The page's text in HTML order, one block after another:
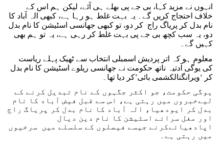
انہوں نے مزید کہا، بی جے پی بھلے ہی آئے، لیکن ہم اس کے
خلاف احتجاج کریں گے۔ یہ بہت غلط ہو رہا ہے، کبھی الہ آباد کا
نام بدل کر پریاگ راج کر دو، تو کبھی جھانسی اسٹیشن کا نام بدل
دو، یہ سب کچھ بی جے پی بہت غلط کر رہی ہے، یہ تو ہم بھی
کہیں گے۔
معلوم ہو کہ اتر پردیش اسمبلی انتخاب سے ٹھیک پہلے ریاست
کی یوگی آدتیہ ناتھ حکومت نے جھانسی ریلوے اسٹیشن کا نام بدل
کر ‘ویرانگنالکشمی بائی’کر دیا تھا۔
یوگی حکومت، جو اکثر جگہوں کے نام تبدیل کرنے کے
لیےخبروں میں رہتی ہے، اس سے قبل فیض آباد کا نام
بدل کر ایودھیا، الہ آباد کا نام بدل کر پریاگ راج
اور مغل سرائے اسٹیشن کا نام دین دیال
اپادھیائےکرنے جیسے فیصلوں کے سلسلے میں سرخیوں
میں رہتی ہے۔